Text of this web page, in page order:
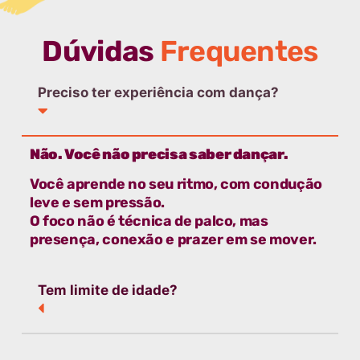
Dúvidas Frequentes
Preciso ter experiência com dança?
Não. Você não precisa saber dançar.
Você aprende no seu ritmo, com condução
leve e sem pressão.
O foco não é técnica de palco, mas
presença, conexão e prazer em se mover.
Tem limite de idade?